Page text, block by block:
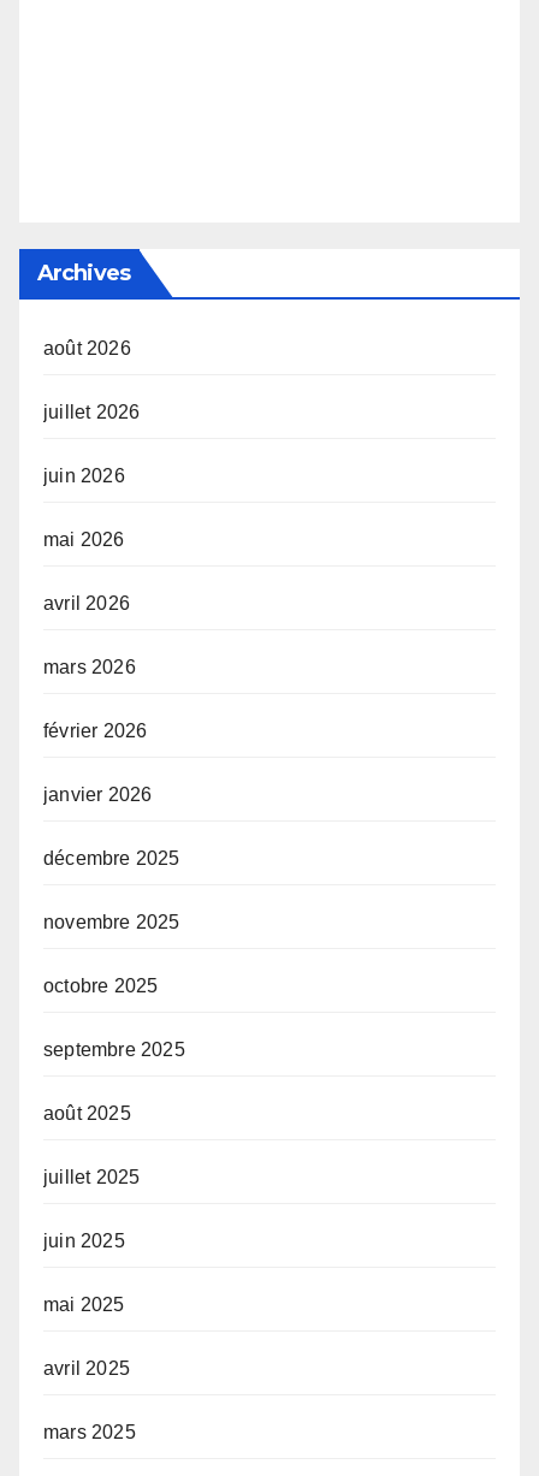
Archives
août 2026
juillet 2026
juin 2026
mai 2026
avril 2026
mars 2026
février 2026
janvier 2026
décembre 2025
novembre 2025
octobre 2025
septembre 2025
août 2025
juillet 2025
juin 2025
mai 2025
avril 2025
mars 2025